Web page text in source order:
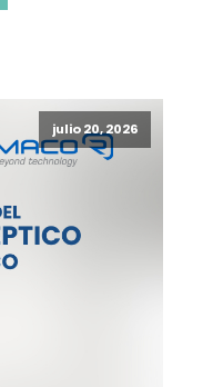
julio 20, 2026